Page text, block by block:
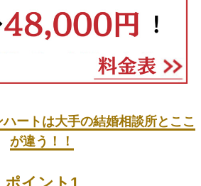
ートは大手の結婚相談所とここ
が違う！！